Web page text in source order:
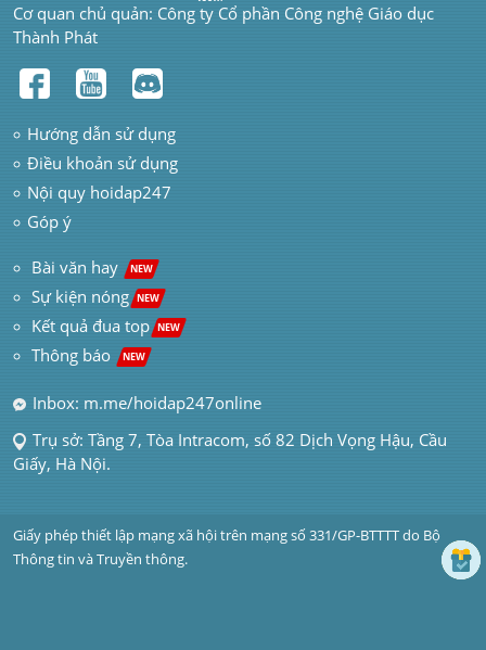
Cơ quan chủ quản: Công ty Cổ phần Công nghệ Giáo dục
Thành Phát
Hướng dẫn sử dụng
Điều khoản sử dụng
Nội quy hoidap247
Góp ý
Bài văn hay NEW
Sự kiện nóng NEW
Kết quả đua top NEW
Thông báo NEW
Inbox: m.me/hoidap247online
Trụ sở: Tầng 7, Tòa Intracom, số 82 Dịch Vọng Hậu, Cầu
Giấy, Hà Nội.
Giấy phép thiết lập mạng xã hội trên mạng số 331/GP-BTTTT do Bộ
Thông tin và Truyền thông.